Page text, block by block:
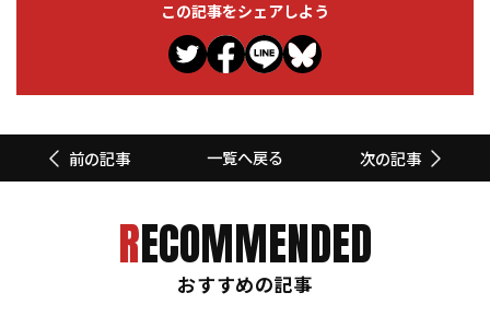
この記事をシェアしよう
前の記事 一覧へ戻る 次の記事
RECOMMENDED
おすすめの記事